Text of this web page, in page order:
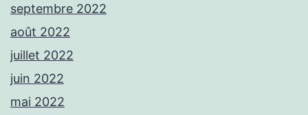
septembre 2022
août 2022
juillet 2022
juin 2022
mai 2022